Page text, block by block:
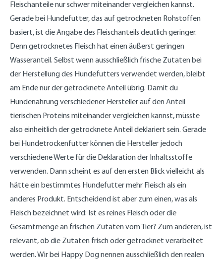
Fleischanteile nur schwer miteinander vergleichen kannst.
Gerade bei Hundefutter, das auf getrockneten Rohstoffen
basiert, ist die Angabe des Fleischanteils deutlich geringer.
Denn getrocknetes Fleisch hat einen äußerst geringen
Wasseranteil. Selbst wenn ausschließlich frische Zutaten bei
der Herstellung des Hundefutters verwendet werden, bleibt
am Ende nur der getrocknete Anteil übrig. Damit du
Hundenahrung verschiedener Hersteller auf den Anteil
tierischen Proteins miteinander vergleichen kannst, müsste
also einheitlich der getrocknete Anteil deklariert sein. Gerade
bei Hundetrockenfutter können die Hersteller jedoch
verschiedene Werte für die Deklaration der Inhaltsstoffe
verwenden. Dann scheint es auf den ersten Blick vielleicht als
hätte ein bestimmtes Hundefutter mehr Fleisch als ein
anderes Produkt. Entscheidend ist aber zum einen, was als
Fleisch bezeichnet wird: Ist es reines Fleisch oder die
Gesamtmenge an frischen Zutaten vom Tier? Zum anderen, ist
relevant, ob die Zutaten frisch oder getrocknet verarbeitet
werden. Wir bei Happy Dog nennen ausschließlich den realen